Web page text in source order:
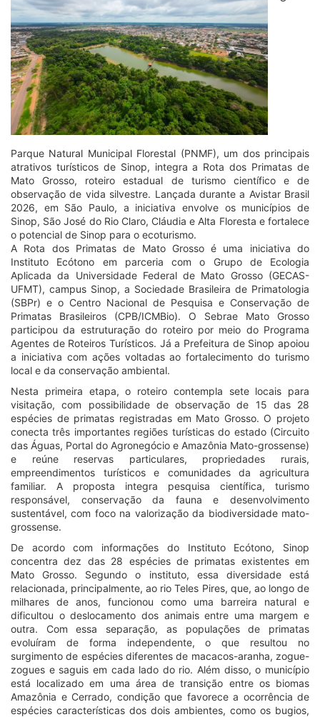
Parque Natural Municipal Florestal (PNMF), um dos principais
atrativos turísticos de Sinop, integra a Rota dos Primatas de
Mato Grosso, roteiro estadual de turismo científico e de
observação de vida silvestre. Lançada durante a Avistar Brasil
2026, em São Paulo, a iniciativa envolve os municípios de
Sinop, São José do Rio Claro, Cláudia e Alta Floresta e fortalece
o potencial de Sinop para o ecoturismo.
A Rota dos Primatas de Mato Grosso é uma iniciativa do
Instituto Ecótono em parceria com o Grupo de Ecologia
Aplicada da Universidade Federal de Mato Grosso (GECAS-
UFMT), campus Sinop, a Sociedade Brasileira de Primatologia
(SBPr) e o Centro Nacional de Pesquisa e Conservação de
Primatas Brasileiros (CPB/ICMBio). O Sebrae Mato Grosso
participou da estruturação do roteiro por meio do Programa
Agentes de Roteiros Turísticos. Já a Prefeitura de Sinop apoiou
a iniciativa com ações voltadas ao fortalecimento do turismo
local e da conservação ambiental.
Nesta primeira etapa, o roteiro contempla sete locais para
visitação, com possibilidade de observação de 15 das 28
espécies de primatas registradas em Mato Grosso. O projeto
conecta três importantes regiões turísticas do estado (Circuito
das Águas, Portal do Agronegócio e Amazônia Mato-grossense)
e reúne reservas particulares, propriedades rurais,
empreendimentos turísticos e comunidades da agricultura
familiar. A proposta integra pesquisa científica, turismo
responsável, conservação da fauna e desenvolvimento
sustentável, com foco na valorização da biodiversidade mato-
grossense.
De acordo com informações do Instituto Ecótono, Sinop
concentra dez das 28 espécies de primatas existentes em
Mato Grosso. Segundo o instituto, essa diversidade está
relacionada, principalmente, ao rio Teles Pires, que, ao longo de
milhares de anos, funcionou como uma barreira natural e
dificultou o deslocamento dos animais entre uma margem e
outra. Com essa separação, as populações de primatas
evoluíram de forma independente, o que resultou no
surgimento de espécies diferentes de macacos-aranha, zogue-
zogues e saguis em cada lado do rio. Além disso, o município
está localizado em uma área de transição entre os biomas
Amazônia e Cerrado, condição que favorece a ocorrência de
espécies características dos dois ambientes, como os bugios,